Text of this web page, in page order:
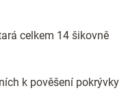
celkem 14 šikovně
k pověšení pokrývky